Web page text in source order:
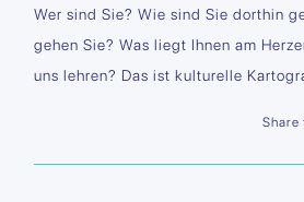
Wer sind Sie? Wie sind Sie dorthin
gehen Sie? Was liegt Ihnen am
uns lehren? Das ist kulturelle
Share